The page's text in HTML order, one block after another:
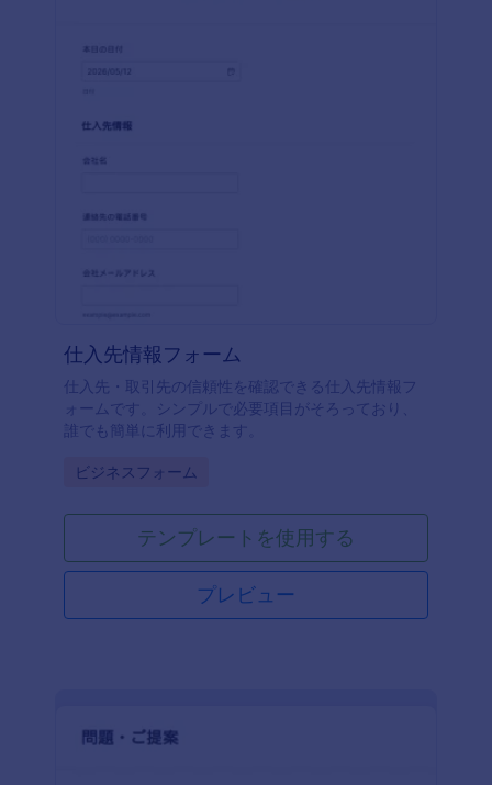
仕入先情報フォーム
仕入先・取引先の信頼性を確認できる仕入先情報フ
ォームです。シンプルで必要項目がそろっており、
誰でも簡単に利用できます。
Go to Category:
ビジネスフォーム
テンプレートを使用する
プレビュー